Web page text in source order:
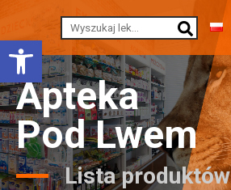
Otwórz pasek narzędzi
Apteka
Pod Lwem
Lista produktów